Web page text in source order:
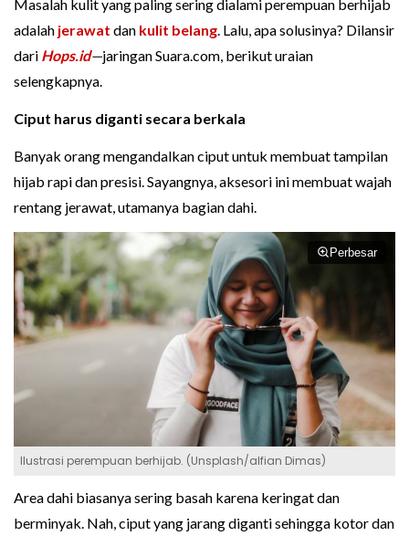
Masalah kulit yang paling sering dialami perempuan berhijab
adalah jerawat dan kulit belang. Lalu, apa solusinya? Dilansir
dari Hops.id—jaringan Suara.com, berikut uraian
selengkapnya.
Ciput harus diganti secara berkala
Banyak orang mengandalkan ciput untuk membuat tampilan
hijab rapi dan presisi. Sayangnya, aksesori ini membuat wajah
rentang jerawat, utamanya bagian dahi.
Perbesar
Ilustrasi perempuan berhijab. (Unsplash/alfian Dimas)
Area dahi biasanya sering basah karena keringat dan
berminyak. Nah, ciput yang jarang diganti sehingga kotor dan